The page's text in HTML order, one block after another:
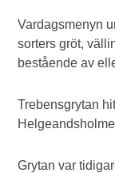
Vardagsmenyn
sorters gröt,
bestående av
Trebensgrytan
Grytan var